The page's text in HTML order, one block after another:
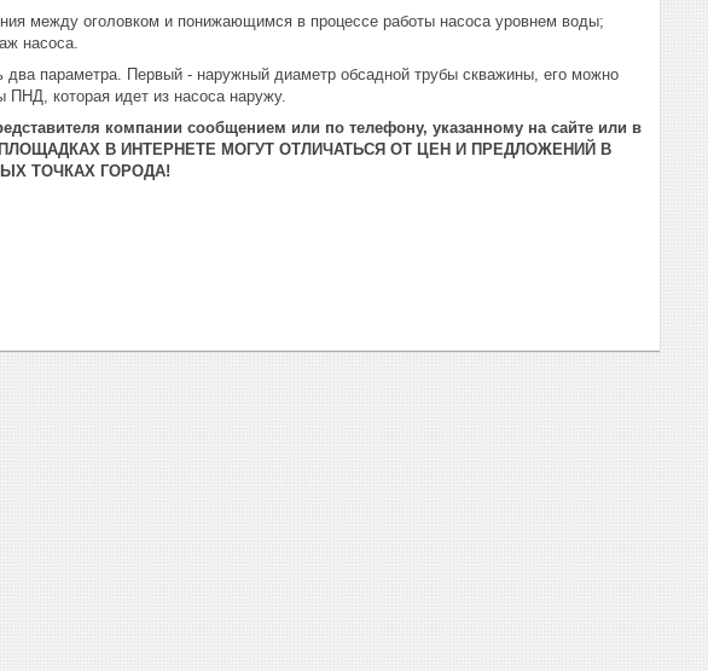
между оголовком и понижающимся в процессе работы насоса уровнем воды;
насоса.
два параметра. Первый - наружный диаметр обсадной трубы скважины, его можно
ПНД, которая идет из насоса наружу.
компании сообщением или по телефону, указанному на сайте или в
В ИНТЕРНЕТЕ МОГУТ ОТЛИЧАТЬСЯ ОТ ЦЕН И ПРЕДЛОЖЕНИЙ В
ТОЧКАХ ГОРОДА!